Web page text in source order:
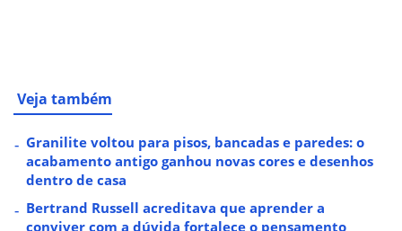
Veja também
Granilite voltou para pisos, bancadas e paredes: o
acabamento antigo ganhou novas cores e desenhos
dentro de casa
Bertrand Russell acreditava que aprender a
conviver com a dúvida fortalece o pensamento